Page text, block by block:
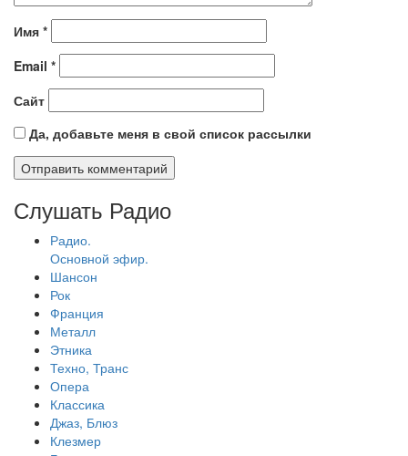
Имя *
Email *
Сайт
Да, добавьте меня в свой список рассылки
Слушать Радио
Радио.
Основной эфир.
Шансон
Рок
Франция
Металл
Этника
Техно, Транс
Опера
Классика
Джаз, Блюз
Клезмер